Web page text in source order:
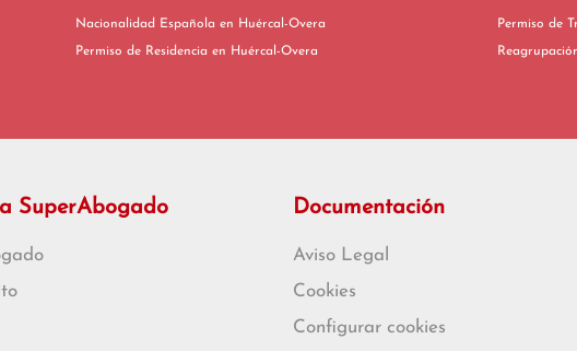
Nacionalidad Española en Huércal-Overa
Permiso de Residencia en Huércal-Overa
SuperAbogado Documentación
Aviso Legal
Cookies
Configurar cookies